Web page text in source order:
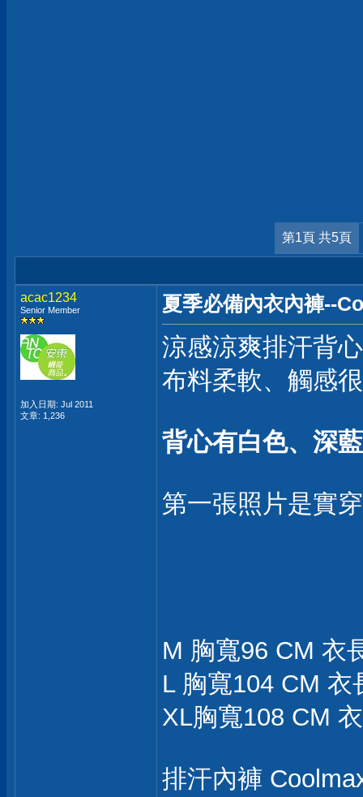
第1頁 共5頁
acac1234
Senior Member
加入日期: Jul 2011
文章: 1,236
夏季必備內衣內褲--
涼感涼爽排汗背
布料柔軟、觸感
背心有白色、深
第一張照片是實
M 胸寬96 CM 衣
L 胸寬104 CM 衣
XL胸寬108 CM
排汗內褲